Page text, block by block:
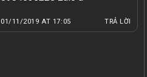
01/11/2019 AT 17:05 TRẢ LỜI